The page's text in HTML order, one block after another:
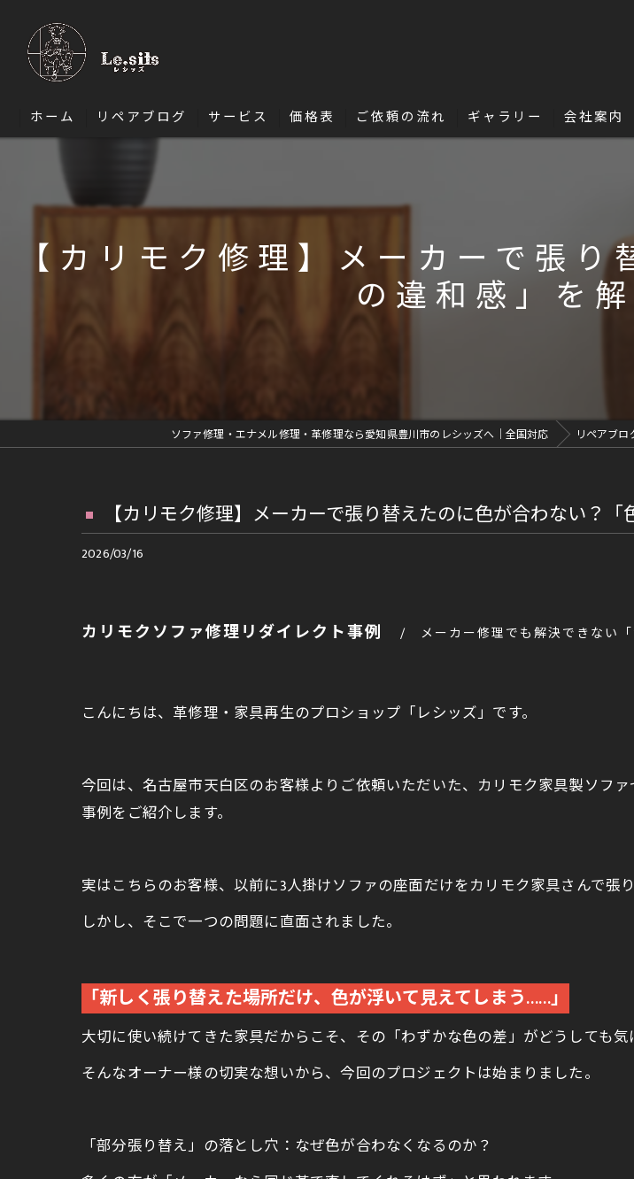
ホーム リペアブログ サービス
椅子・ダイニングチェア修理
エナメル修理
革ジャン修理
車内装部品修理
再メッキ等金具修理
価格表 ご依頼の流れ ギャラリー 会社案内
名古屋・
【カリモク修理】メーカーで張
の違和感」を
ソファ修理・エナメル修理・革修理なら愛知県豊川市のレシッズへ｜全国対応 リペアブロ
【カリモク修理】メーカーで張り替えたのに色が合わない？
2026/03/16
カリモクソファ修理リダイレクト事例 メーカー修理でも解決できない
こんにちは、革修理・家具再生のプロショップ「レシッズ」です。
今回は、名古屋市天白区のお客様よりご依頼いただいた、カリモク家具製ソフ
事例をご紹介します。
実はこちらのお客様、以前に3人掛けソファの座面だけをカリモク家具さんで張
しかし、そこで一つの問題に直面されました。
「新しく張り替えた場所だけ、色が浮いて見えてしまう……」
大切に使い続けてきた家具だからこそ、その「わずかな色の差」がどうしても気
そんなオーナー様の切実な想いから、今回のプロジェクトは始まりました。
「部分張り替え」の落とし穴：なぜ色が合わなくなるのか？